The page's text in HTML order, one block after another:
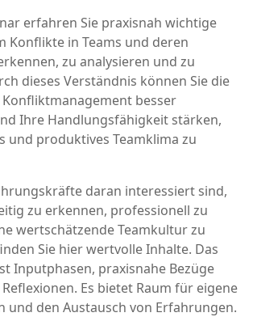
erfahren Sie praxisnah wichtige
Konflikte in Teams und deren
zu analysieren und zu
dieses Verständnis können Sie die
Konfliktmanagement besser
Ihre Handlungsfähigkeit stärken,
und produktives Teamklima zu
daran interessiert sind,
zu erkennen, professionell zu
wertschätzende Teamkultur zu
Sie hier wertvolle Inhalte. Das
Inputphasen, praxisnahe Bezüge
Es bietet Raum für eigene
und den Austausch von Erfahrungen.